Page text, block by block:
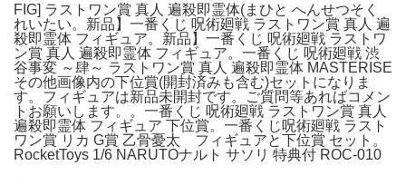
FIG] ラストワン賞 真人 遍殺即霊体(まひと へんせつそく
れいたい。新品】一番くじ 呪術廻戦 ラストワン賞 真人 遍
殺即霊体 フィギュア。新品】一番くじ 呪術廻戦 ラストワ
ン賞 真人 遍殺即霊体 フィギュア。一番くじ 呪術廻戦 渋
谷事変 ～肆～ ラストワン賞 真人 遍殺即霊体 MASTERISE
その他画像内の下位賞(開封済みも含む)セットになりま
す。フィギュアは新品未開封です。ご質問等あればコメン
トお願いします。。一番くじ 呪術廻戦 ラストワン賞 真人
遍殺即霊体 フィギュア 下位賞。一番くじ呪術廻戦 ラスト
ワン賞 リカ G賞 乙骨憂太 フィギュアと下位賞 セット。
RocketToys 1/6 NARUTOナルト サソリ 特典付 ROC-010